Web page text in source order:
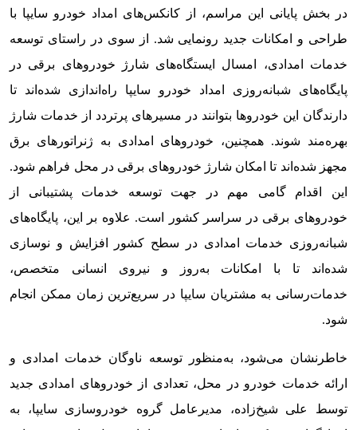
در بخش پایانی این مراسم، از کانکس‌های امداد خودرو سایپا با
طراحی و امکانات جدید رونمایی شد. از سوی در راستای توسعه
خدمات امدادی، امسال ایستگاه‌های شارژ خودروهای برقی در
پایگاه‌های شبانه‌روزی امداد خودرو سایپا راه‌اندازی شده‌اند تا
دارندگان این خودروها بتوانند در مسیرهای پرتردد از خدمات شارژ
بهره‌مند شوند. همچنین، خودروهای امدادی به ژنراتورهای برق
مجهز شده‌اند تا امکان شارژ خودروهای برقی در محل فراهم شود.
این اقدام گامی مهم در جهت توسعه خدمات پشتیبانی از
خودروهای برقی در سراسر کشور است. علاوه بر این، پایگاه‌های
شبانه‌روزی خدمات امدادی در سطح کشور افزایش و نوسازی
شده‌اند تا با امکانات به‌روز و نیروی انسانی متخصص،
خدمات‌رسانی به مشتریان سایپا در سریع‌ترین زمان ممکن انجام
شود.
خاطرنشان می‌شود، به‌منظور توسعه ناوگان خدمات امدادی و
ارائه خدمات خودرو در محل، تعدادی از خودروهای امدادی جدید
توسط علی شیخ‌زاده، مدیرعامل گروه خودروسازی سایپا، به